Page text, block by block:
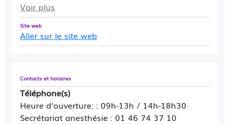
Nous ne faisons pas de consultation pour les
rendez-vous obstétriques (péridurale) ou la
chirurgie gynécologique sans robot : merci de
contacter le secrétariat anesthésiste
La consultation intervention courte de type 1
concerne:
- Endoscopie digestive (fibroscopie, coloscopie..)
Voir plus
Site web
Aller sur le site web
Contacts et horaires
Téléphone(s)
Heure d'ouverture: : 09h-13h / 14h-18h30
Secrétariat anesthésie : 01 46 74 37 10